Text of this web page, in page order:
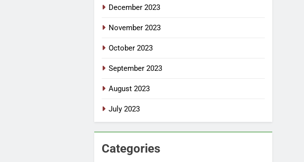
December 2023
November 2023
October 2023
September 2023
August 2023
July 2023
Categories